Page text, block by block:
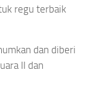
regu terbaik
dan diberi
II dan